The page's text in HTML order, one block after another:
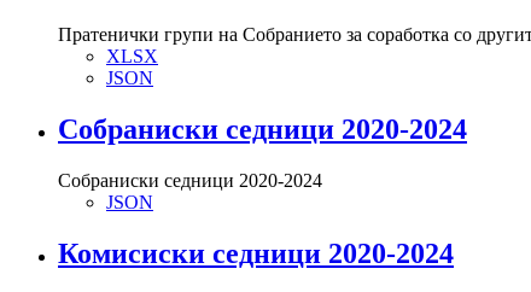
Пратенички групи на Собранието за соработка со
XLSX
JSON
Собраниски седници 2020-2024
Собраниски седници 2020-2024
JSON
Комисиски седници 2020-2024